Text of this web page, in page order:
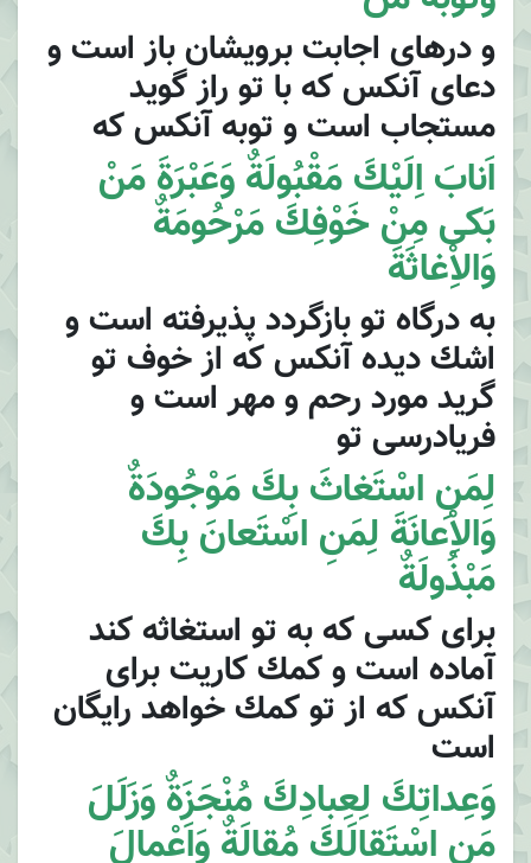
و درهاى اجابت برويشان باز است و
دعاى آنكس كه با تو راز گويد
مستجاب است و توبه آنكس كه
اَنابَ اِلَيْكَ مَقْبُولَةٌ وَعَبْرَةَ مَنْ
بَكى مِنْ خَوْفِكَ مَرْحُومَةٌ
وَالاِْغاثَةَ
به درگاه تو بازگردد پذيرفته است و
اشك ديده آنكس كه از خوف تو
گريد مورد رحم و مهر است و
فريادرسى تو
لِمَنِ اسْتَغاثَ بِكَ مَوْجُودَةٌ
وَالاِْعانَةَ لِمَنِ اسْتَعانَ بِكَ
مَبْذُولَةٌ
براى كسى كه به تو استغاثه كند
آماده است و كمك كاريت براى
آنكس كه از تو كمك خواهد رايگان
است
وَعِداتِكَ لِعِبادِكَ مُنْجَزَةٌ وَزَلَلَ
مَنِ اسْتَقالَكَ مُقالَةٌ وَاَعْمالَ